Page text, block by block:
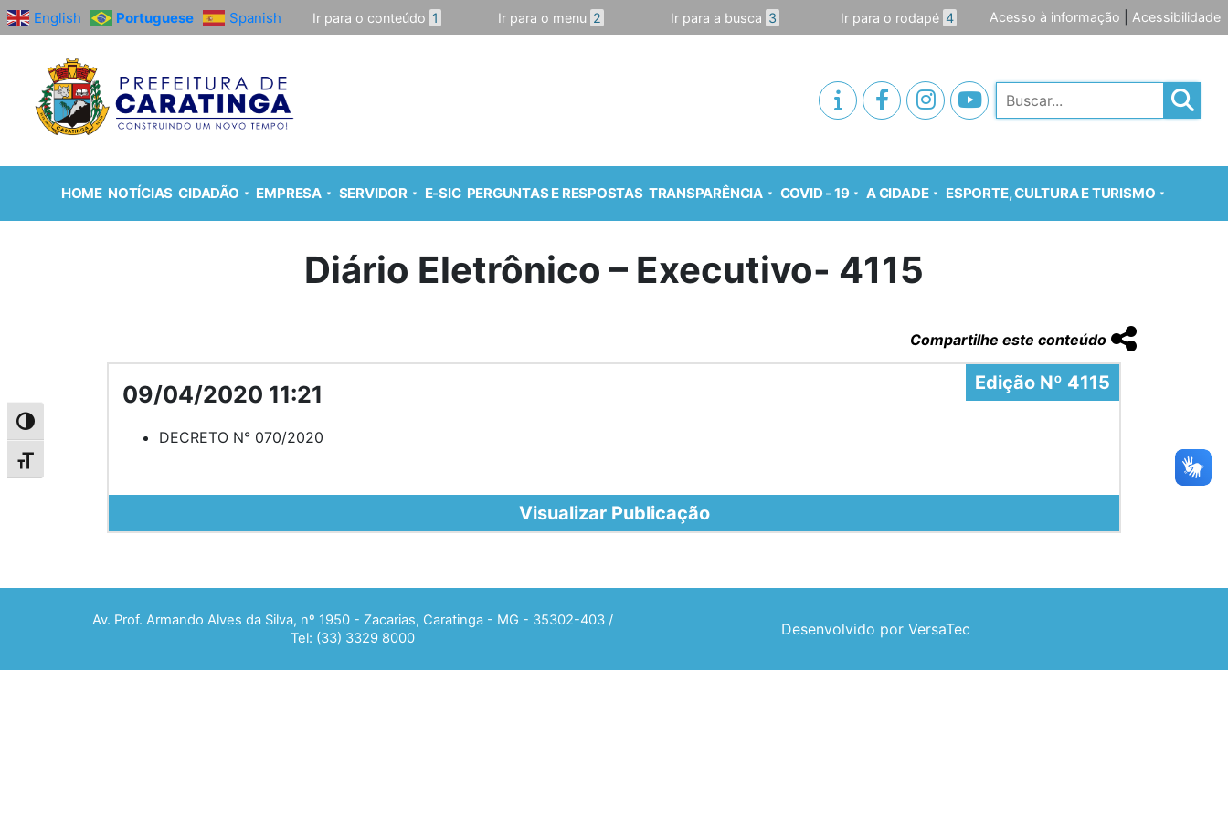
Alternar alto contraste
Alternar tamanho da fonte
English Portuguese Spanish Ir para o conteúdo 1 Ir para o menu 2 Ir para a busca 3 Ir para o rodapé 4 Acesso à informação Acessibilidade
Pesquisar
HOME NOTÍCIAS CIDADÃO EMPRESA SERVIDOR E-SIC PERGUNTAS E RESPOSTAS TRANSPARÊNCIA COVID - 19 A CIDADE ESPORTE, CULTURA E TURISMO
Diário Eletrônico – Executivo- 4115
Compartilhe este conteúdo
Edição Nº 4115
09/04/2020 11:21
DECRETO N° 070/2020
Visualizar Publicação
Av. Prof. Armando Alves da Silva, nº 1950 - Zacarias, Caratinga - MG - 35302-403 /
Tel: (33) 3329 8000
Desenvolvido por VersaTec